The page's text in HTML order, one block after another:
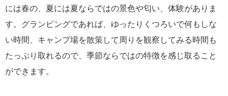
には春の、夏には夏ならではの景色や匂い、体験がありま
す。グランピングであれば、ゆったりくつろいで何もしな
い時間、キャンプ場を散策して周りを観察してみる時間も
たっぷり取れるので、季節ならではの特徴を感じ取ること
ができます。